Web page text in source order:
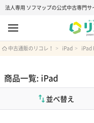
法人専用 ソフマップの公式中古専門サ
中古通販のリコレ！ iPad iPad
商品一覧: iPad
並べ替え